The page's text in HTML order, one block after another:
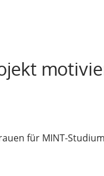
für MINT-